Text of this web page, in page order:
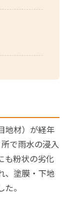
地材）が経年
で雨水の浸入
も粉状の劣化
、塗膜・下地
。